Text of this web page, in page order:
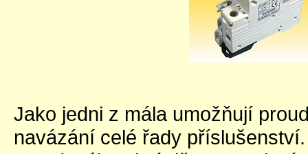
Jako jedni z mála umožňují
navázání celé řady